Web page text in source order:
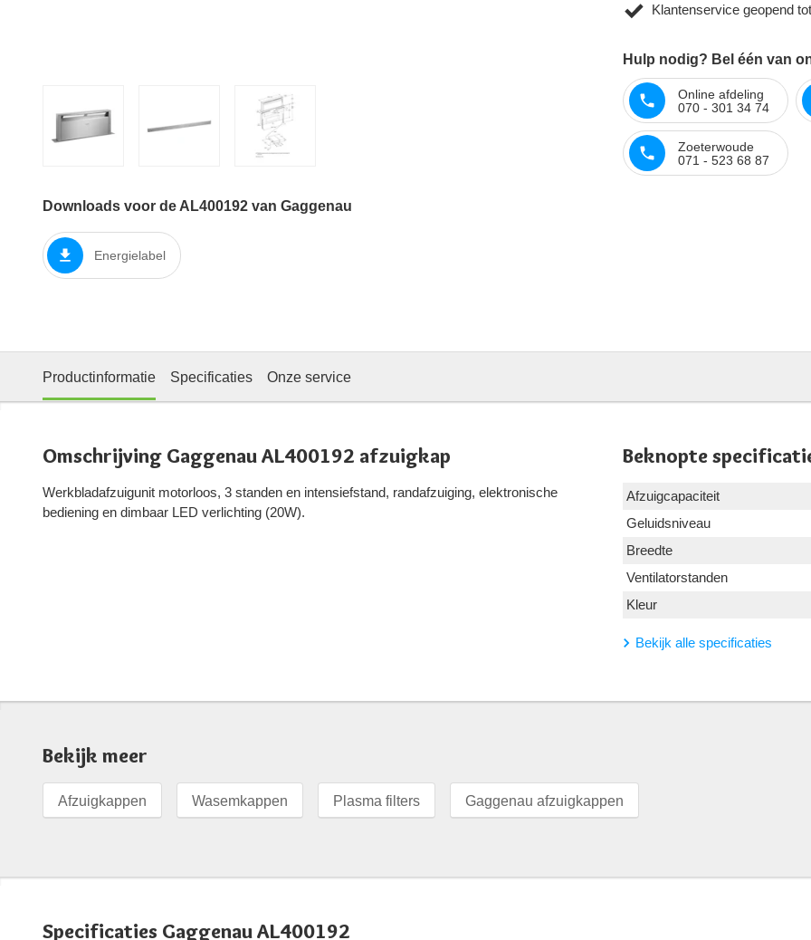
Downloads voor de AL400192 van Gaggenau
Energielabel
Klantenservice geopend
Hulp nodig? Bel één van
Online afdeling
070 - 301 34 74
Zoeterwoude
071 - 523 68 87
Productinformatie Specificaties Onze service
Omschrijving Gaggenau AL400192 afzuigkap
Werkbladafzuigunit motorloos, 3 standen en intensiefstand, randafzuiging, elektronische
bediening en dimbaar LED verlichting (20W).
Beknopte
Afzuigcapaciteit
Geluidsniveau
Breedte
Ventilatorstanden
Kleur
Bekijk alle specificaties
Bekijk meer
Afzuigkappen Wasemkappen Plasma filters Gaggenau afzuigkappen
Specificaties Gaggenau AL400192